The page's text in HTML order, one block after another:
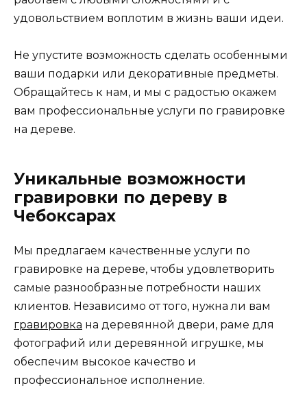
удовольствием воплотим в жизнь ваши идеи.
Не упустите возможность сделать особенными
ваши подарки или декоративные предметы.
Обращайтесь к нам, и мы с радостью окажем
вам профессиональные услуги по гравировке
на дереве.
Уникальные возможности
гравировки по дереву в
Чебоксарах
Мы предлагаем качественные услуги по
гравировке на дереве, чтобы удовлетворить
самые разнообразные потребности наших
клиентов. Независимо от того, нужна ли вам
гравировка на деревянной двери, раме для
фотографий или деревянной игрушке, мы
обеспечим высокое качество и
профессиональное исполнение.